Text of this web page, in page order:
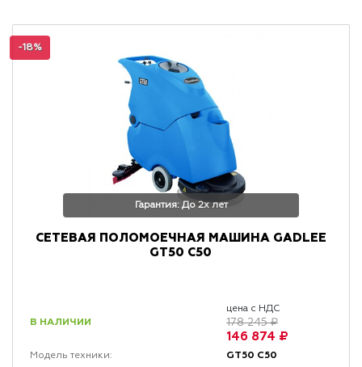
-18%
Гарантия: До 2х лет
СЕТЕВАЯ ПОЛОМОЕЧНАЯ МАШИНА GADLEE
GT50 C50
В НАЛИЧИИ
цена с НДС
178 245 ₽
146 874 ₽
Модель техники: GT50 C50